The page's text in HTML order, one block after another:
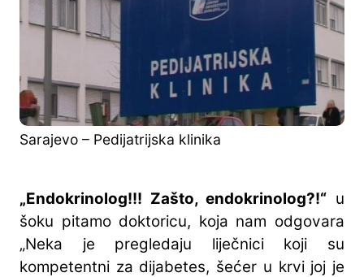
Sarajevo – Pedijatrijska klinika
„Endokrinolog!!! Zašto, endokrinolog?!“ u
šoku pitamo doktoricu, koja nam odgovara
„Neka je pregledaju liječnici koji su
kompetentni za dijabetes, šećer u krvi joj je